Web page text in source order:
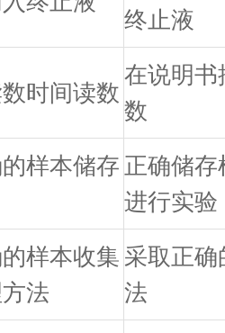
终止液
时间读数
在说明书
数
样本储存 正确储
进行实验
样本收集
法
采取正
法